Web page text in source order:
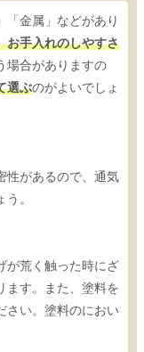
「金属」などがあり
お手入れのしやすさ
場合がありますの
選ぶのがよいでしょ
性があるので、通気
。
が荒く触った時にざ
ます。また、塗料を
さい。塗料のにおい